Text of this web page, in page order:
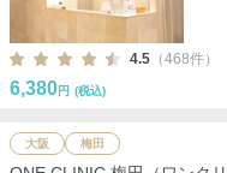
4.5 （468件）
6,380円 (税込)
大阪 梅田